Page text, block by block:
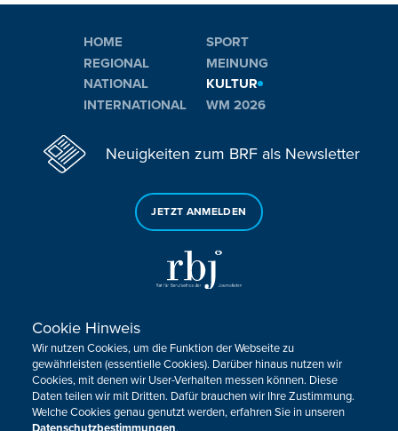
HOME
REGIONAL
NATIONAL
INTERNATIONAL
SPORT
MEINUNG
KULTUR
WM 2026
Neuigkeiten zum BRF als Newsletter
JETZT ANMELDEN
Sie haben noch Fragen oder Anmerkungen?
KONTAKTIEREN SIE UNS!
Impressum Datenschutz Kontakt
Barrierefreiheit
Cookie-Zustimmung anpassen
Cookie Hinweis
Wir nutzen Cookies, um die Funktion der Webseite zu
gewährleisten (essentielle Cookies). Darüber hinaus nutzen wir
Cookies, mit denen wir User-Verhalten messen können. Diese
Daten teilen wir mit Dritten. Dafür brauchen wir Ihre Zustimmung.
Welche Cookies genau genutzt werden, erfahren Sie in unseren